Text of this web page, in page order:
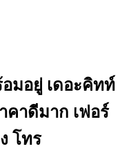
มอยู่ เดอะคิทท์
าดีมาก เฟอร์
โทร